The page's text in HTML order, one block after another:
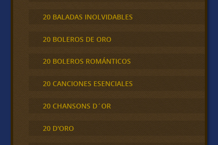
20 BALADAS INOLVIDABLES
20 BOLEROS DE ORO
20 BOLEROS ROMÁNTICOS
20 CANCIONES ESENCIALES
20 CHANSONS D´OR
20 D'ORO